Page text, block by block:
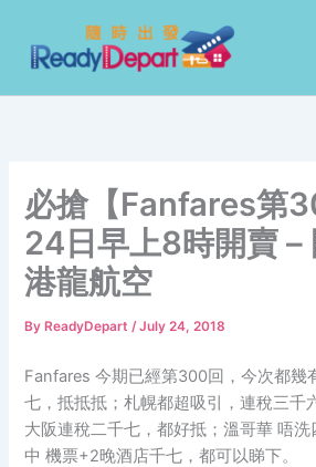
content
必搶【Fanfares第
24日早上8時開賣 –
港龍航空
By ReadyDepart/July 24, 2018
Fanfares 今期已經第300回，今次都幾
七，抵抵抵；札幌都超吸引，連稅三千
大阪連稅二千七，都好抵；溫哥華 唔
中 機票+2晚酒店千七，都可以睇下。